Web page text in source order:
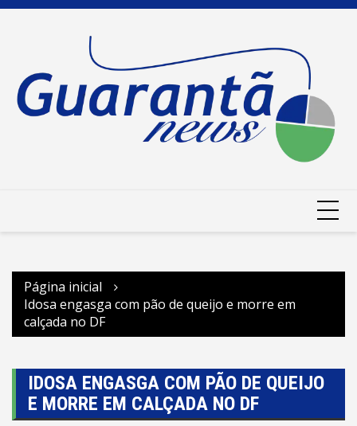
Ir
Página inicial
Idosa engasga com pão de queijo e morre em
calçada no DF
IDOSA ENGASGA COM PÃO DE QUEIJO
E MORRE EM CALÇADA NO DF